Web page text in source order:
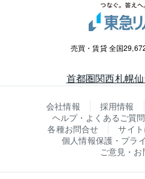
売買・賃貸 全国
首都圏関西札幌
会社情報 採用情報
ヘルプ・よくあるご質問
各種お問合せ
サイ
個人情報保護・プラ
ご意見・